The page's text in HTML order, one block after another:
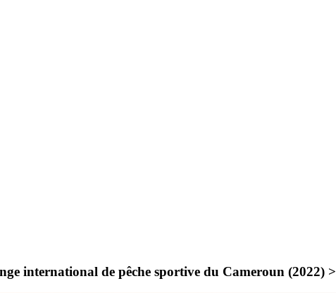
international de pêche sportive du Cameroun (2022) >